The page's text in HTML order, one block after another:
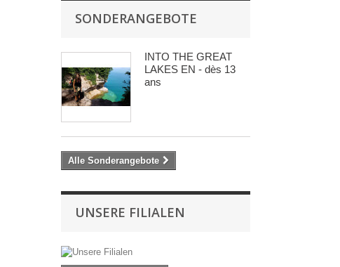
SONDERANGEBOTE
INTO THE GREAT
LAKES EN - dès 13
ans
Alle Sonderangebote
UNSERE FILIALEN